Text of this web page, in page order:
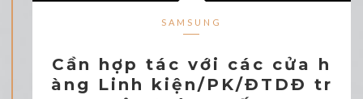
SAMSUNG
Cần hợp tác với các cửa h
àng Linh kiện/PK/ĐTDĐ tr